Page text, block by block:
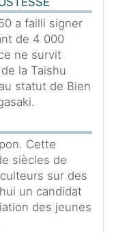
a failli signer
de 4 000
ne survit
la Taishu
statut de Bien
Cette
siècles de
sur des
un candidat
des jeunes